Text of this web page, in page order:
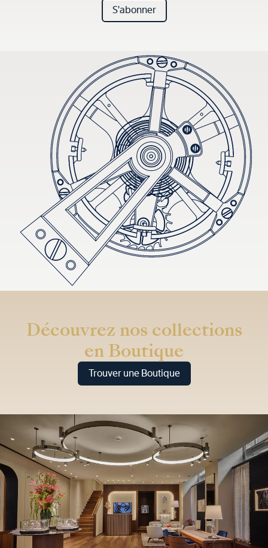
S'abonner
Découvrez nos collections
en Boutique
Trouver une Boutique